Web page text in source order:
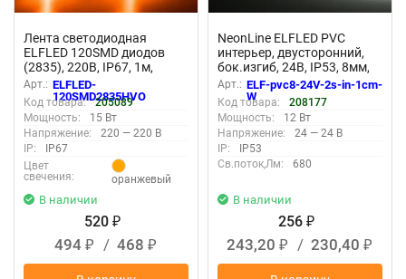
Лента светодиодная
ELFLED 120SMD диодов
(2835), 220В, IP67, 1м,
оранжевый
Арт.: ELFLED-
120SMD2835HVO
Код товара:
205089
Мощность:
15 Вт
Напряжение:
220 — 220 В
IP:
IP67
Цвет
свечения:
оранжевый
В наличии
520 ₽
494 ₽ / 468 ₽
NeonLine ELFLED PVC
интерьер, двусторонний,
бок.изгиб, 24В, IP53, 8мм,
1м, крат.реза 1см, белый
Арт.: ELF-pvc8-24V-2s-in-1cm-
W
Код товара:
208177
Мощность:
12 Вт
Напряжение:
24 — 24 В
IP:
IP53
Св.поток,Лм:
680
В наличии
256 ₽
243,20 ₽ / 230,40 ₽